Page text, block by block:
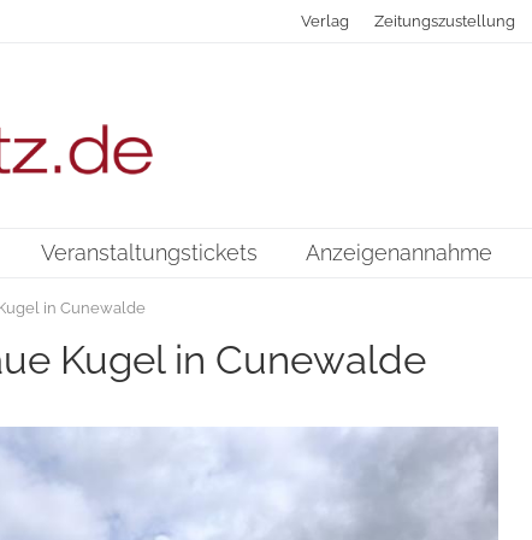
Verlag Zeitungszustellung
Veranstaltungstickets Anzeigenannahme
in Cunewalde
Kugel in Cunewalde